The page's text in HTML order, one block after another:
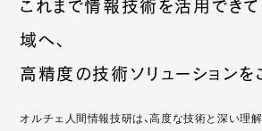
これまで情報技術を活用でき
域へ、
高精度の技術ソリューションを
オルチェ人間情報技研は、高度な技術と深い理